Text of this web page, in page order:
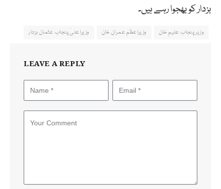
بزدار کو بھجوا رہے ہیں۔
وزیر پنجاب علیم خان وزیراعظم عمران خان وزیراعلیٰ پنجاب عثمان بزدار
LEAVE A REPLY